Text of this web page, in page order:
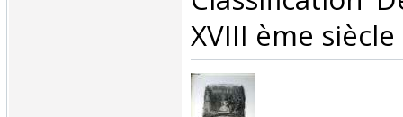
XVIII ème siècle‎